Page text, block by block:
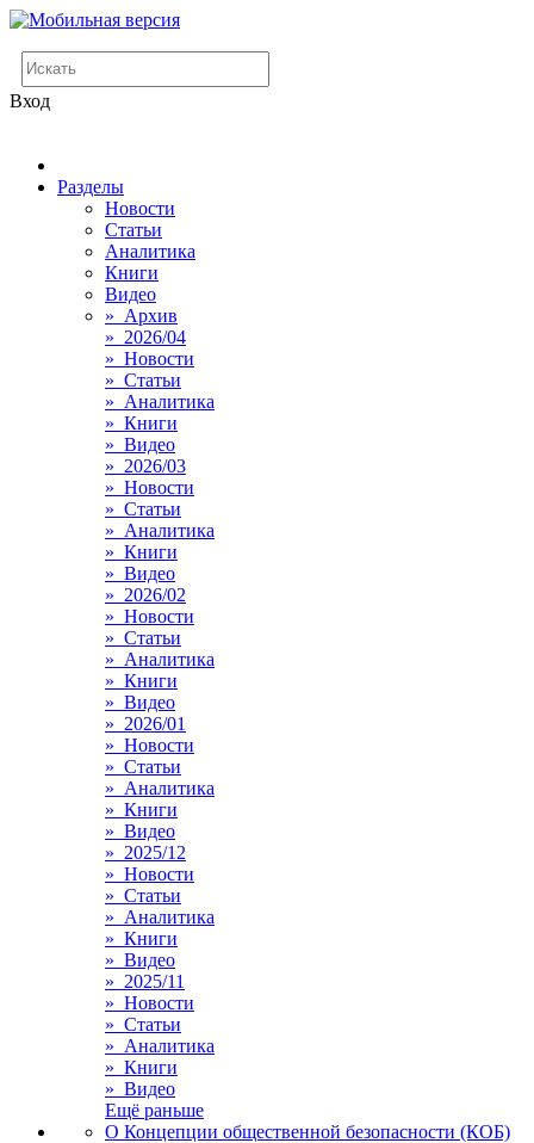
Вход
Разделы
Новости
Статьи
Аналитика
Книги
Видео
» Архив
» 2026/04
» Новости
» Статьи
» Аналитика
» Книги
» Видео
» 2026/03
» Новости
» Статьи
» Аналитика
» Книги
» Видео
» 2026/02
» Новости
» Статьи
» Аналитика
» Книги
» Видео
» 2026/01
» Новости
» Статьи
» Аналитика
» Книги
» Видео
» 2025/12
» Новости
» Статьи
» Аналитика
» Книги
» Видео
» 2025/11
» Новости
» Статьи
» Аналитика
» Книги
» Видео
Ещё раньше
О Концепции общественной безопасности (КОБ)